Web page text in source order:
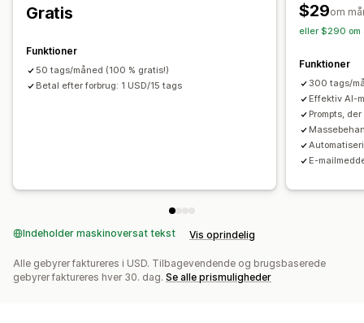
Gratis
Funktioner
50 tags/måned (100 % gratis!)
Betal efter forbrug: 1 USD/15 tags
$29om
eller $290 om
Funktioner
300 tags/
Effektiv AI-
Prompts,
E-
Indeholder maskinoversat tekst Vis oprindelig
Alle gebyrer faktureres i USD. Tilbagevendende og brugsbaserede
gebyrer faktureres hver 30. dag. Se alle prismuligheder